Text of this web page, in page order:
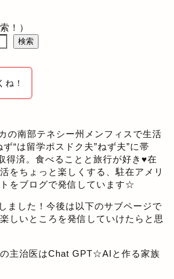
！）
検索
ね！
の南部テネシー州メンフィスで生活
“は留学ポスドク夫”ねず夫”に帯
得済。食べることと旅行が好き♥在
をちょっと楽しくする、駐在アメリ
をブログで発信しています☆
ました！今後は以下のサブページで
しいところを発信していけたらと思
主治医はChat GPT☆AIと作る家族